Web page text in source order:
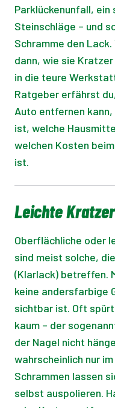
Parklückenunfall,
Steinschläge – und
Schramme den
dann, wie sie
in die teure
Ratgeber erfährst
Auto entfernen
ist, welche
welchen Kosten
ist.
Leichte
Oberflächliche oder
sind meist solche,
(Klarlack) betreffen.
keine andersfarbige
sichtbar ist. Oft
kaum – der
der Nagel nicht
wahrscheinlich nur
Schrammen lassen
selbst auspolieren.